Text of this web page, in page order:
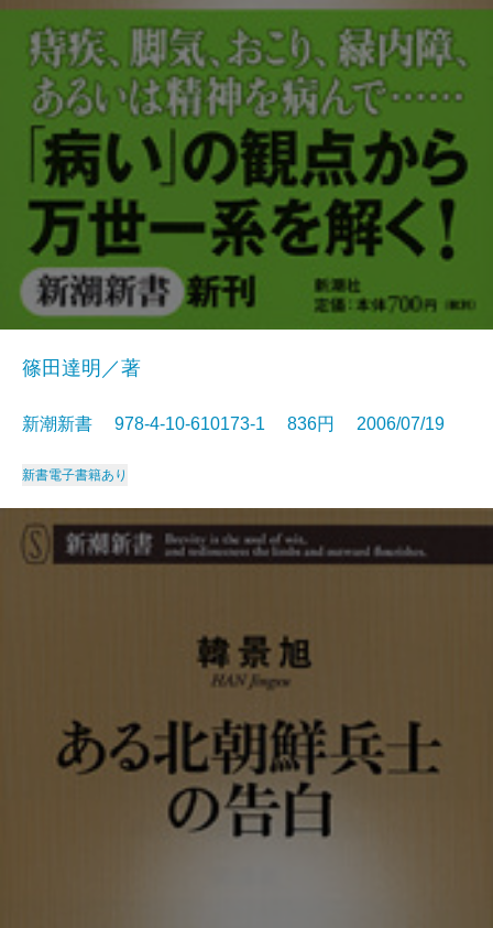
篠田達明／著
新潮新書 978-4-10-610173-1 836円 2006/07/19
新書電子書籍あり